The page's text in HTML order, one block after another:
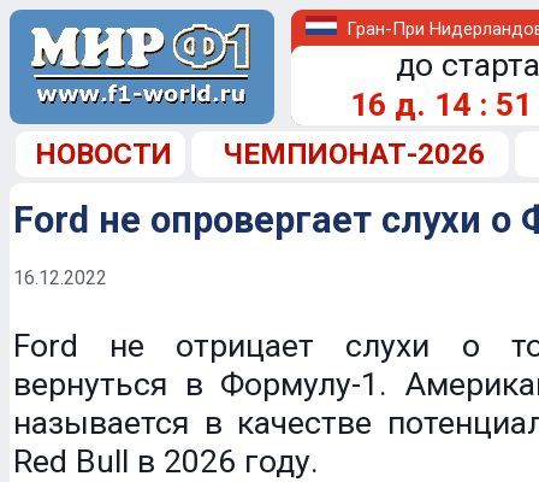
Гран-При
до
16 д. 14 : 51
НОВОСТИ ЧЕМПИОНАТ-2026
Ford не опровергает слухи
16.12.2022
Ford не отрицает слухи о
вернуться в Формулу-1.
называется в качестве
Red Bull в 2026 году.